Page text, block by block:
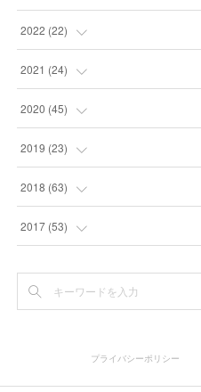
(5
(10 )
(9
(4
(4
2022 (22)
(4
(4
(7
(2
2021 (24)
(10 )
(3
(4
(5
2020 (45)
(6
(10 )
(12
(9)
2019 (23)
(6
(6
(2
2018 (63)
(4
(
2017(53)
(
プライバシーポリシー